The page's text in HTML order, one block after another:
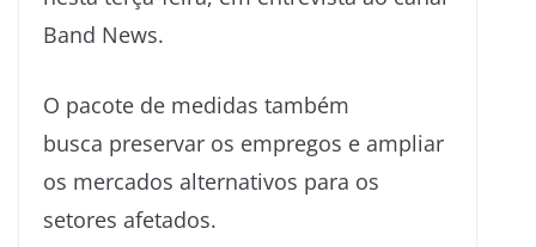
Band News.
O pacote de medidas também
busca preservar os empregos e ampliar
os mercados alternativos para os
setores afetados.